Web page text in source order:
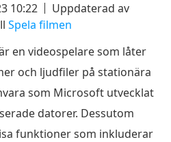
10:22
Uppdaterad av
Spela filmen
en videospelare som låter
och ljudfiler på stationära
som Microsoft utvecklat
datorer. Dessutom
funktioner som inkluderar